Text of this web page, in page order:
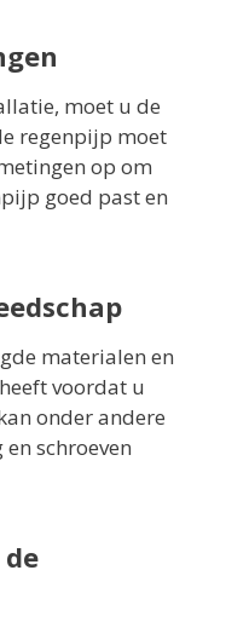
moet u de
regenpijp moet
op om
goed past en
materialen en
voordat u
onder andere
schroeven